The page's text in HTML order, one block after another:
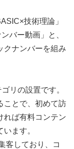
技術理論」
バー動画」と、
クナンバーを組み
リの設置です。
ことで、初めて訪
れば有料コンテン
ます。
客しており、コ